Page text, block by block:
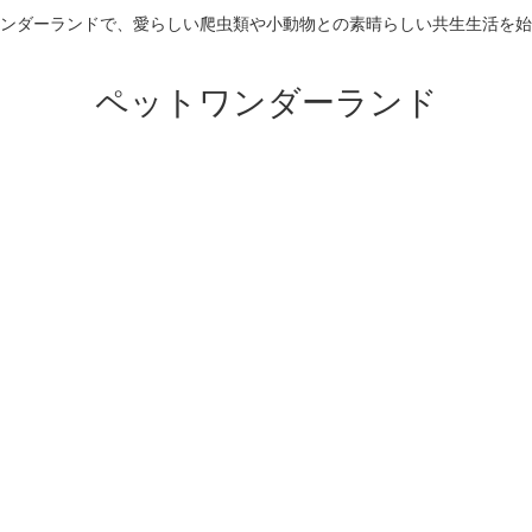
ダーランドで、愛らしい爬虫類や小動物との素晴らしい共生生活を
ペットワンダーランド